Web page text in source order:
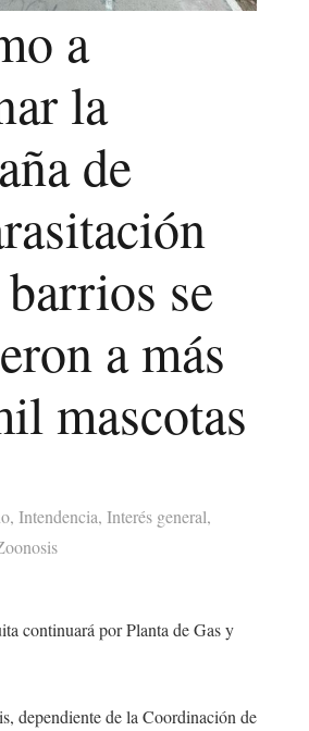
a
la
de
se
a más
mascotas
, Intendencia, Interés general,
continuará por Planta de Gas y
dependiente de la Coordinación de